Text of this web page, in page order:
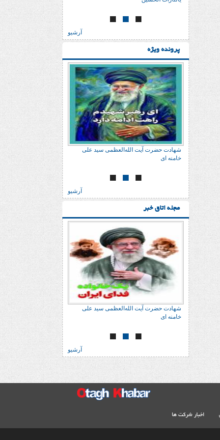
آرشیو
پرونده ویژه
شهادت حضرت آیت الله‌العظمی سید علی
خامنه ای
آرشیو
مجله اتاق خبر
شهادت حضرت آیت
خامنه ای
شهادت حضرت آیت الله‌العظمی سید علی
خامنه ای
آرشیو
اخبار شرکت ها